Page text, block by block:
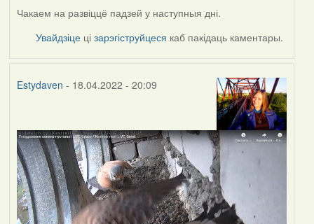
Чакаем на развіццё падзей у наступныя дні.
Увайдзіце цізарэгіструйцеся каб пакідаць каментары.
Estydaven - 18.04.2022 - 20:09